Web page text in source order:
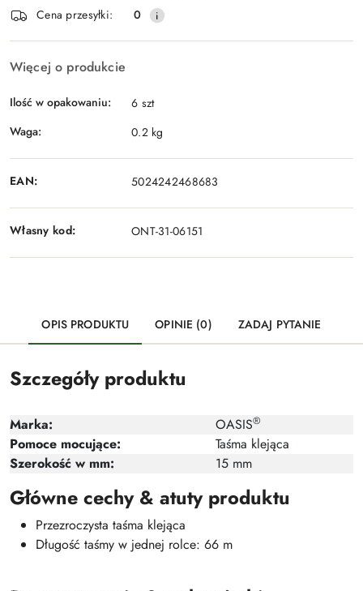
Cena przesyłki:
0
Więcej o produkcie
Ilość w opakowaniu:
6 szt
Waga:
0.2 kg
EAN: 5024242468683
Własny kod: ONT-31-06151
OPIS PRODUKTU OPINIE (0) ZADAJ PYTANIE
Szczegóły produktu
Marka: OASIS®
Pomoce mocujące:
Taśma klejąca
Szerokość w mm:
15 mm
Główne cechy & atuty produktu
Przezroczysta taśma klejąca
Długość taśmy w jednej rolce: 66 m